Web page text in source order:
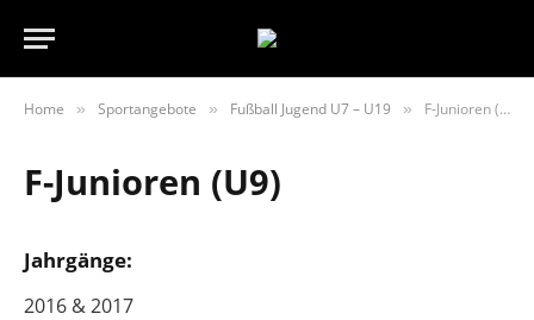
Home » Sportangebote » Fußball Jugend U7 – U19 » F-Junioren (U9)
F-Junioren (U9)
Jahrgänge:
2016 & 2017